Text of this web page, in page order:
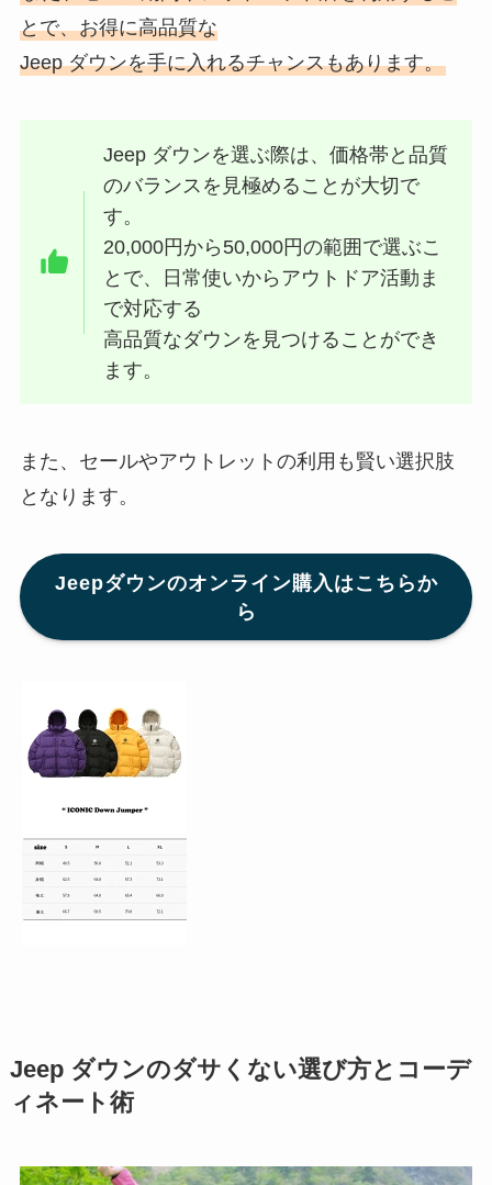
とで、お得に高品質な
Jeep ダウンを手に入れるチャンスもあります。
Jeep ダウンを選ぶ際は、価格帯と品質
のバランスを見極めることが大切で
す。
20,000円から50,000円の範囲で選ぶこ
とで、日常使いからアウトドア活動ま
で対応する
高品質なダウンを見つけることができ
ます。
また、セールやアウトレットの利用も賢い選択肢
となります。
Jeepダウンのオンライン購入はこちらか
ら
Jeep ダウンのダサくない選び方とコーデ
ィネート術